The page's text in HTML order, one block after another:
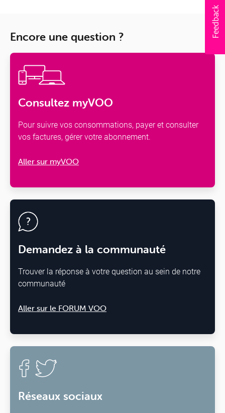
Encore une question ?
Consultez myVOO
Pour suivre vos consommations, payer et consulter
vos factures, gérer votre abonnement.
Aller sur myVOO
Demandez à la communauté
Trouver la réponse à votre question au sein de notre
communauté
Aller sur le FORUM VOO
Réseaux sociaux